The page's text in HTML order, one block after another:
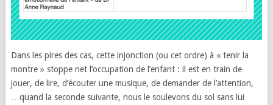
Dans les pires des cas, cette injonction (ou cet ordre) à « tenir la
montre » stoppe net l’occupation de l’enfant : il est en train de
jouer, de lire, d’écouter une musique, de demander de l’attention,
…quand la seconde suivante, nous le soulevons du sol sans lui